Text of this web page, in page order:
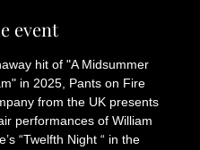
event
hit of "A Midsummer
in 2025, Pants on Fire
from the UK presents
performances of William
“Twelfth Night “ in the